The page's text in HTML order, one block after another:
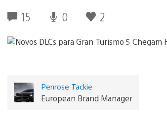
15 0 2
Penrose Tackie
European Brand Manager